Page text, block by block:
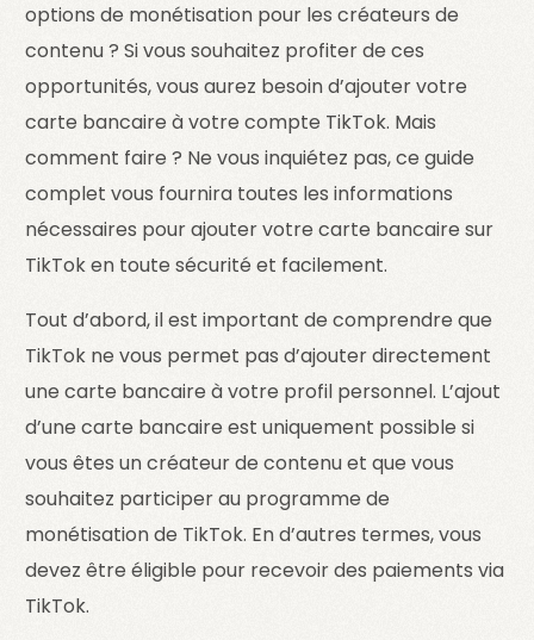
options de monétisation pour les créateurs de
contenu ? Si vous souhaitez profiter de ces
opportunités, vous aurez besoin d’ajouter votre
carte bancaire à votre compte TikTok. Mais
comment faire ? Ne vous inquiétez pas, ce guide
complet vous fournira toutes les informations
nécessaires pour ajouter votre carte bancaire sur
TikTok en toute sécurité et facilement.
Tout d’abord, il est important de comprendre que
TikTok ne vous permet pas d’ajouter directement
une carte bancaire à votre profil personnel. L’ajout
d’une carte bancaire est uniquement possible si
vous êtes un créateur de contenu et que vous
souhaitez participer au programme de
monétisation de TikTok. En d’autres termes, vous
devez être éligible pour recevoir des paiements via
TikTok.